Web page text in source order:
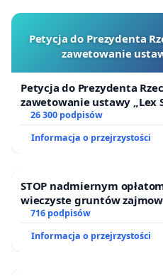
niebawem natężenie
miejscu drastycznie
okolicznych
dojrzałych lasów,
zrównoważyć
zdrowie i warunki
wycinka tych lasów
odbije się na ich
przyszłości.
Te lasy są
Petycja do Prezydenta
zawetowanie
Petycja do Prezydenta
zawetowanie ustawy „Lex
26 300 podpisów
Informacja o przejrzystości
STOP nadmiernym
wieczyste gruntów
ogrody działkowe.
716 podpisów
Informacja o przejrzystości